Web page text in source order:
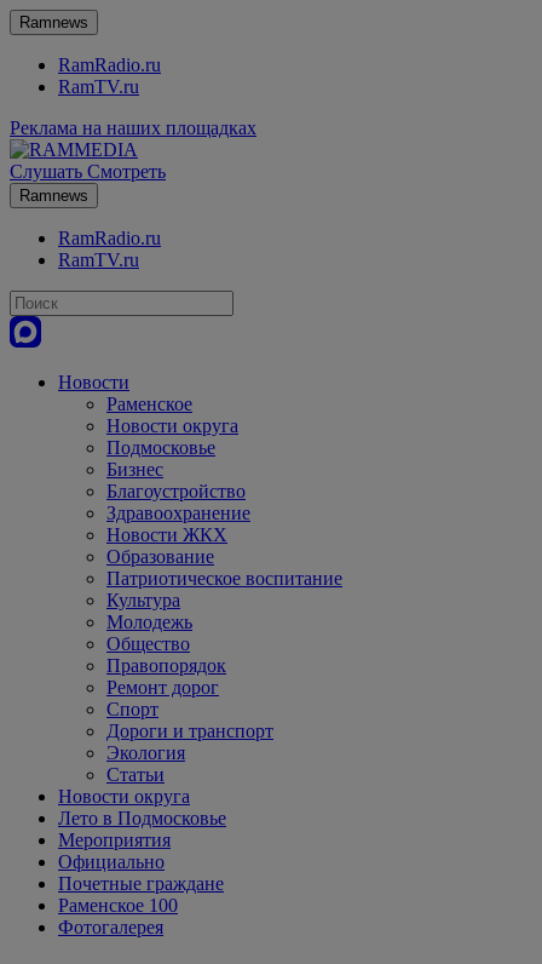
Ramnews
RamRadio.ru
RamTV.ru
Реклама на наших площадках
Слушать Смотреть
Ramnews
RamRadio.ru
RamTV.ru
Новости
Раменское
Новости округа
Подмосковье
Бизнес
Благоустройство
Здравоохранение
Новости ЖКХ
Образование
Патриотическое воспитание
Культура
Молодежь
Общество
Правопорядок
Ремонт дорог
Спорт
Дороги и транспорт
Экология
Статьи
Новости округа
Лето в Подмосковье
Мероприятия
Официально
Почетные граждане
Раменское 100
Фотогалерея